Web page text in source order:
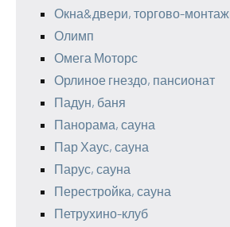
Окна&двери, торгово-
Олимп
Омега Моторс
Орлиное гнездо, пансионат
Падун, баня
Панорама, сауна
Пар Хаус, сауна
Парус, сауна
Перестройка, сауна
Петрухино-клуб